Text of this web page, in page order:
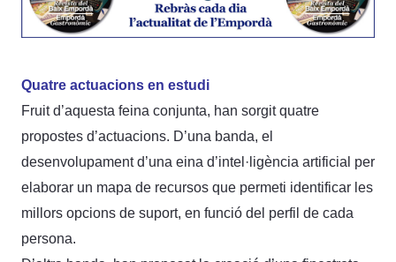
Quatre actuacions en estudi
Fruit d’aquesta feina conjunta, han sorgit quatre
propostes d’actuacions. D’una banda, el
desenvolupament d’una eina d’intel·ligència artificial per
elaborar un mapa de recursos que permeti identificar les
millors opcions de suport, en funció del perfil de cada
persona.